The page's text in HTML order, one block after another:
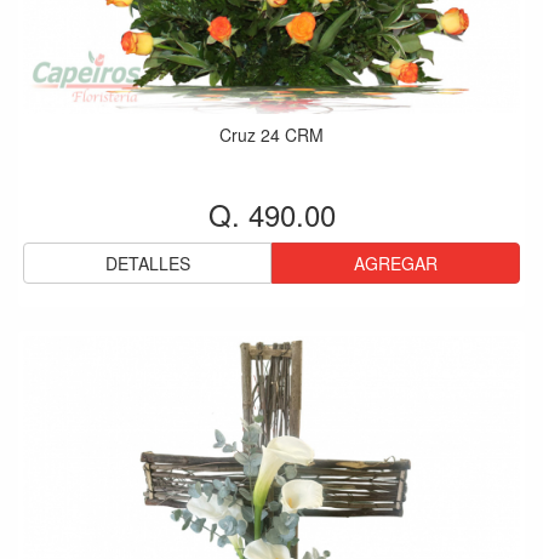
Cruz 24 CRM
Q. 490.00
DETALLES AGREGAR